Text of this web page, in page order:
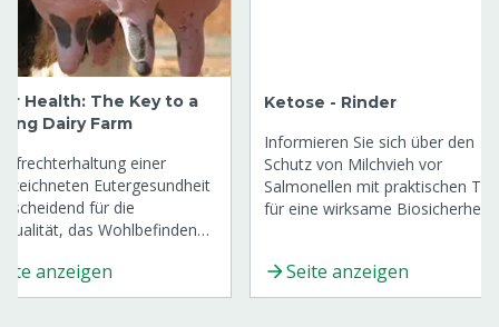
Health: The Key to a
Dairy Farm
einer
Eutergesundheit
für die
das Wohlbefinden
Eine ordnungsgemäße
hilft, Infektionen
anzeigen
Ketose - Rinder
Informieren Sie sich über den
Schutz von Milchvieh vor
Salmonellen mit praktischen
für eine wirksame Biosicherheit.
Seite anzeigen